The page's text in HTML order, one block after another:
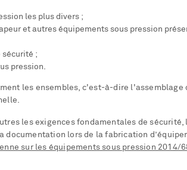
les plus divers ;
et autres équipements sous pression
sécurité ;
pression.
les ensembles, c'est-à-dire
les exigences fondamentales de
documentation lors de la fabrication
sur les équipements sous pression 2014/